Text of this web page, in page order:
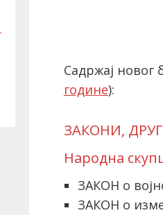
Садржај новог
године):
ЗАКОНИ,
Народна
ЗАКОН о
ЗАКОН о